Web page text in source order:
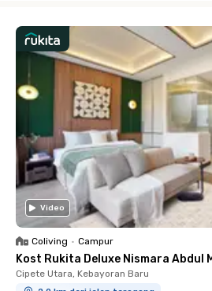
Video
Coliving • Campur
Kost Rukita Deluxe Nismara Abdul
Cipete Utara, Kebayoran Baru